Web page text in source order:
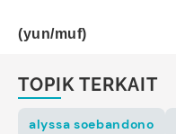
(yun/muf)
TOPIK TERKAIT
alyssa soebandono